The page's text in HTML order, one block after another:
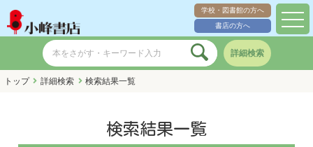
学校・図書館の方へ
書店の方へ
詳細検索
トップ 詳細検索 検索結果一覧
検索結果一覧